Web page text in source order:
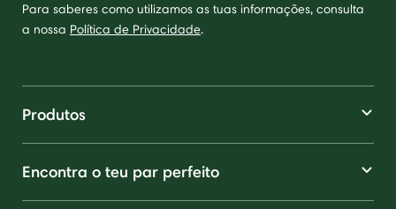
Para saberes como utilizamos as tuas informações, consulta
a nossa Política de Privacidade.
Produtos
Encontra o teu par perfeito